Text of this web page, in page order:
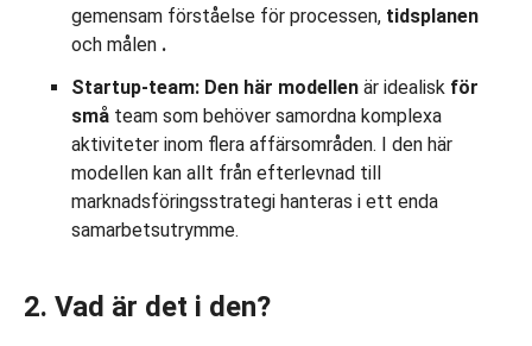
gemensam förståelse för processen, tidsplanen
och målen .
Startup-team: Den här modellen är idealisk för
små team som behöver samordna komplexa
aktiviteter inom flera affärsområden. I den här
modellen kan allt från efterlevnad till
marknadsföringsstrategi hanteras i ett enda
samarbetsutrymme.
2. Vad är det i den?